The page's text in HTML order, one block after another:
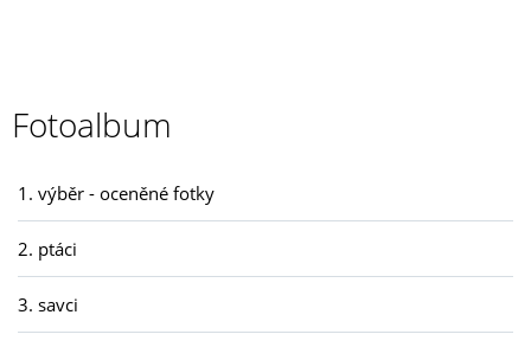
Fotoalbum
1. výběr - oceněné fotky
2. ptáci
3. savci